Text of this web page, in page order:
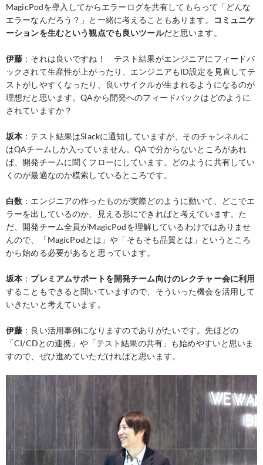
MagicPodを導入してからエラーログを共有してもらって「どんな
エラーなんだろう？」と一緒に考えることもあります。
コミュニケ
ーションを生むという観点でも良いツールだと思います。
伊藤 ：それは良いですね！ テスト結果がエンジニアにフィードバ
ックされて生産性が上がったり、エンジニアもID設定を見直してテ
ストがしやすくなったり、良いサイクルが生まれるようになるのが
理想だと思います。QAから開発へのフィードバックはどのように
されていますか？
坂本 ：テスト結果はSlackに通知していますが、そのチャンネルに
はQAチームしか入っていません。QAで分からないところがあれ
ば、開発チームに聞くフローにしています。どのように共有してい
くのが最適なのか模索しているところです。
白数 ：エンジニアの作ったものが実際どのように動いて、どこでエ
ラーを出しているのか、見える形にできればと考えています。た
だ、開発チーム全員がMagicPodを理解しているわけではありませ
んので、「MagicPodとは」や「そもそも品質とは」というところ
から始める必要があると思っています。
坂本 ： プレミアムサポートを開発チーム向けのレクチャー会に利用
することもできると聞いていますので、そういった機会を活用して
いきたいと考えています。
伊藤 ：良い活用事例になりますのでありがたいです。先ほどの
「CI/CDとの連携」や「テスト結果の共有」も始めやすいと思いま
すので、ぜひ進めていただければと思います。